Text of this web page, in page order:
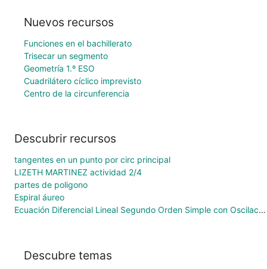
Nuevos recursos
Funciones en el bachillerato
Trisecar un segmento
Geometría 1.º ESO
Cuadrilátero cíclico imprevisto
Centro de la circunferencia
Descubrir recursos
tangentes en un punto por circ principal
LIZETH MARTINEZ actividad 2/4
partes de poligono
Espiral áureo
Ecuación Diferencial Lineal Segundo Orden Simple con Oscilación Amortiguada
Descubre temas